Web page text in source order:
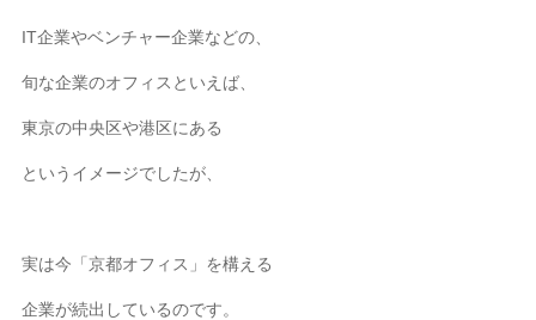
IT企業やベンチャー企業などの、
旬な企業のオフィスといえば、
東京の中央区や港区にある
というイメージでしたが、
実は今「京都オフィス」を構える
企業が続出しているのです。